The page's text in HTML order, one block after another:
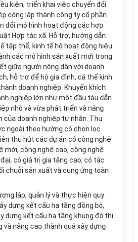
kiện; triển khai việc chuyển đổi
công lập thành công ty cổ phần.
đổi mô hình hoạt động các hợp
Hợp tác xã. Hỗ trợ, hướng dẫn
tập thể, kinh tế hộ hoạt động hiệu
các mô hình sản xuất mới trong
giữa người nông dân với doanh
hỗ trợ để hộ gia đình, cá thể kinh
doanh nghiệp. Khuyến khích
nghiệp lớn như một đầu tàu dẫn
nhỏ và vừa phát triển và nâng
của doanh nghiệp tư nhân. Thu
ngoài theo hướng có chọn lọc
thu hút các dự án có công nghệ
mới, công nghệ cao, công nghệ
có giá trị gia tăng cao, có tác
chuỗi sản xuất và cung ứng toàn
lập, quản lý và thực hiện quy
dựng kết cấu hạ tầng đồng bộ,
dựng kết cấu hạ tầng khung đô thị
và nâng cao thành quả xây dựng